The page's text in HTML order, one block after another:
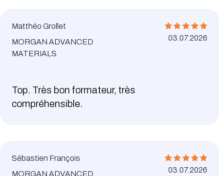
Matthéo Grollet
MORGAN ADVANCED
MATERIALS
03.07.2026
Top. Très bon formateur, très
compréhensible.
Sébastien François
MORGAN ADVANCED
03.07.2026